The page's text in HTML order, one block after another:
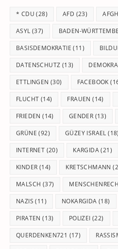
* CDU (28) AFD (23)
ASYL (37) BADEN-
BASISDEMOKRATIE (11)
DATENSCHUTZ (13)
ETTLINGEN (30) FACEBOOK
FLUCHT (14) FRAUEN (14)
FRIEDEN (14) GENDER (13)
GRÜNE (92) GÜZEY ISRAEL (18)
INTERNET (20) KARGIDA(21)
KINDER (14) KRETSCHMANN
MALSCH (37)
NAZIS (11) NOKARGIDA (18)
PIRATEN (13) POLIZEI (22)
QUERDENKEN721 (17)